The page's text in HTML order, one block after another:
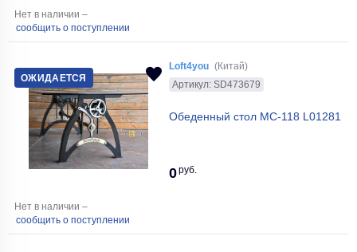
Нет в наличии –
сообщить о поступлении
ОЖИДАЕТСЯ
Loft4you (Китай)
Артикул: SD473679
Обеденный стол МС-118 L01281
0руб.
Нет в наличии –
сообщить о поступлении